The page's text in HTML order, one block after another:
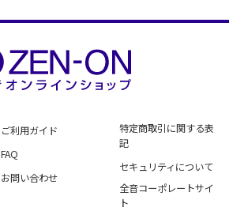
ご利用ガイド
FAQ
お問い合わせ
特定商取引に関する表
記
セキュリティについて
全音コーポレートサイ
ト